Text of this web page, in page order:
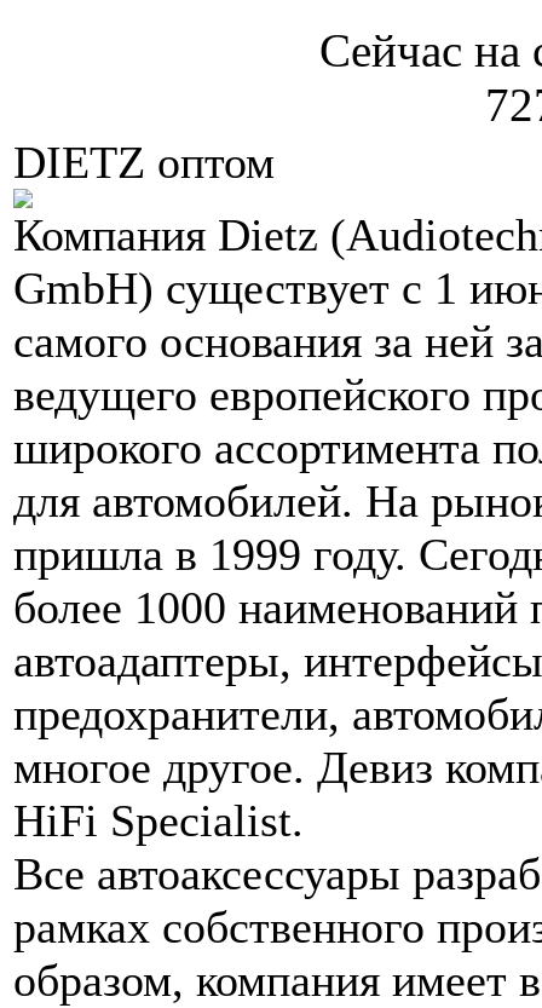
Сейчас на
DIETZ оптом
Компания Dietz
GmbH) существует с 1
самого основания за ней
ведущего европейского
широкого ассортимента
для автомобилей. На
пришла в 1999 году.
более 1000 наименований
автоадаптеры,
предохранители,
многое другое. Девиз
HiFi Specialist.
Все автоаксессуары
рамках собственного
образом, компания имеет